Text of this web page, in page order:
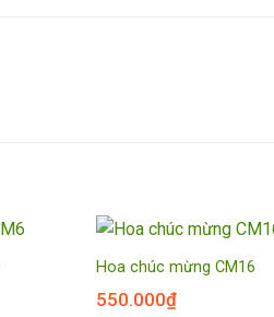
Hoa chúc mừng CM16
550.000₫